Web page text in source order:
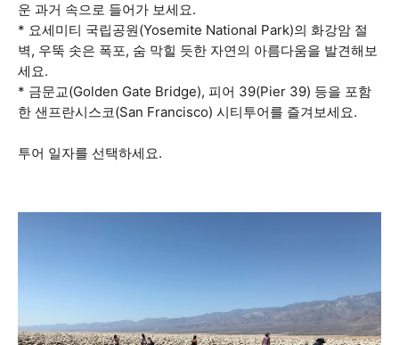
운 과거 속으로 들어가 보세요.
* 요세미티 국립공원(Yosemite National Park)의 화강암 절
벽, 우뚝 솟은 폭포, 숨 막힐 듯한 자연의 아름다움을 발견해보
세요.
* 금문교(Golden Gate Bridge), 피어 39(Pier 39) 등을 포함
한 샌프란시스코(San Francisco) 시티투어를 즐겨보세요.
투어 일자를 선택하세요.